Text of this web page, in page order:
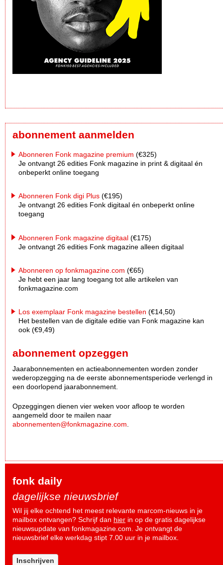
abonnement aanmelden
Abonneren Fonk magazine premium (€325)
Je ontvangt 26 edities Fonk magazine in print & digitaal én
onbeperkt online toegang
Abonneren Fonk digi Plus (€195)
Je ontvangt 26 edities Fonk digitaal én onbeperkt online
toegang
Abonneren Fonk magazine digitaal (€175)
Je ontvangt 26 edities Fonk magazine alleen digitaal
Abonneren op fonkmagazine.com (€65)
Je hebt een jaar lang toegang tot alle artikelen van
fonkmagazine.com
Los exemplaar Fonk magazine bestellen (€14,50)
Het bestellen van de digitale editie van Fonk magazine kan
ook (€9,49)
abonnement opzeggen
Jaarabonnementen en actieabonnementen worden zonder
wederopzegging na de eerste abonnementsperiode verlengd in
een doorlopend jaarabonnement.
Opzeggingen dienen vier weken voor afloop te worden
aangemeld door te mailen naar
abonnementen@fonkmagazine.com
fonk daily
dagelijkse nieuwsbrief
Wil jij elke ochtend het meest relevante marcom-nieuws in je
mailbox ontvangen? Schrijf dan hier in op de gratis dagelijkse
nieuwsupdate van fonkmagazine.com. Je ontvangt de
nieuwsbrief elke werkdag stipt 7.00 uur in je mailbox.
Inschrijven